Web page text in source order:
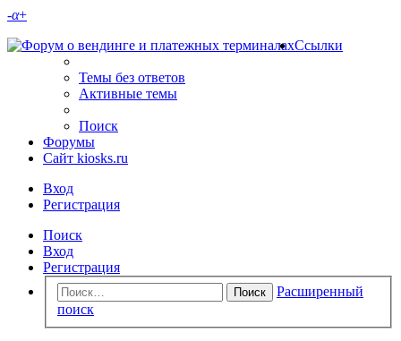
-α+
Ссылки
Темы без ответов
Активные темы
Поиск
Форумы
Сайт kiosks.ru
Вход
Регистрация
Поиск
Вход
Регистрация
Поиск
Расширенный
поиск